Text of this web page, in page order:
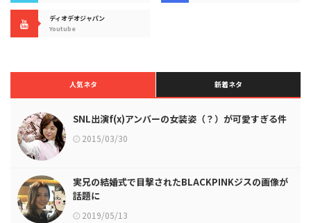
ディオデオジャパン
Youtube
人気ネタ 新着ネタ
SNL出演f(x)アンバーの女装姿（？）が可愛すぎる件
2015/03/30
実兄の結婚式で目撃されたBLACKPINKジスの画像が
話題に
2019/05/13